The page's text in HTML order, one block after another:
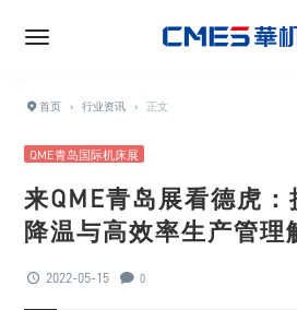
首页 › 行业资讯 › 正文
QME青岛国际机床展
来QME青岛展看德虎
降温与高效率生产管理
2022-05-15 0